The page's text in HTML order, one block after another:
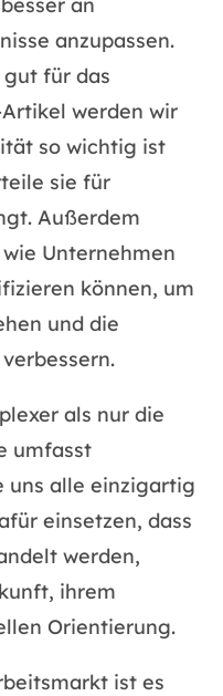
anzupassen.
für das
werden wir
so wichtig ist
sie für
Außerdem
Unternehmen
können, um
und die
als nur die
umfasst
uns alle einzigartig
einsetzen, dass
werden,
ihrem
Orientierung.
ist es